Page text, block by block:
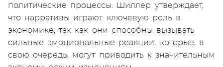
политические процессы. Шиллер утверждает,
что нарративы играют ключевую роль в
экономике, так как они способны вызывать
сильные эмоциональные реакции, которые, в
свою очередь, могут приводить к значительным